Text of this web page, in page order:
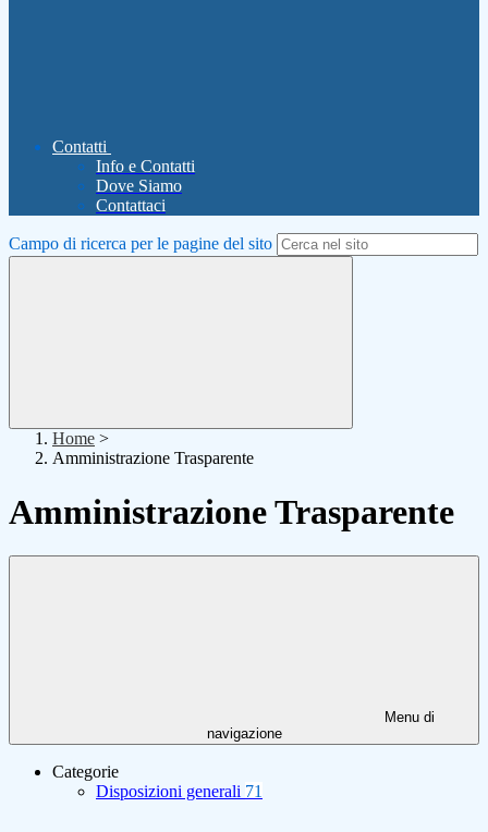
Contatti
Info e Contatti
Dove Siamo
Contattaci
Campo di ricerca per le pagine del sito
Home >
Amministrazione Trasparente
Amministrazione Trasparente
Menu di
navigazione
Categorie
Disposizioni generali 71